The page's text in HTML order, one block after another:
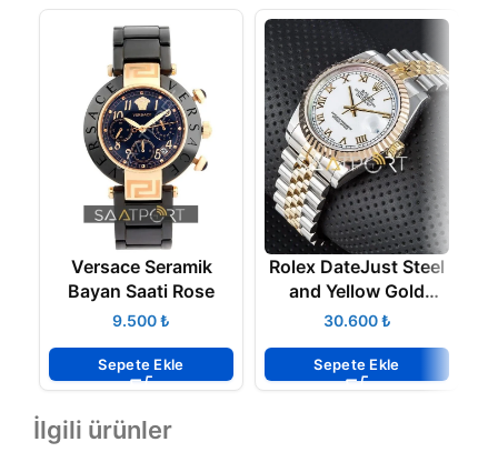
Versace Seramik
Bayan Saati Rose
₺
Sepete Ekle
Rolex DateJust Steel
and Yellow Gold
116233 36 MM Eta
₺
Sepete Ekle
İlgili ürünler